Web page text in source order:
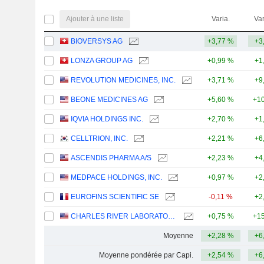
Ajouter à une liste Varia.
BIOVERSYS AG +3,77 %
LONZA GROUP AG +0,99 %
REVOLUTION MEDICINES, INC. +3,71 %
BEONE MEDICINES AG +5,60 %
IQVIA HOLDINGS INC. +2,70 %
CELLTRION, INC. +2,21 %
ASCENDIS PHARMA A/S +2,23 %
MEDPACE HOLDINGS, INC. +0,97 %
EUROFINS SCIENTIFIC SE -0,11 %
CHARLES RIVER LABORATORIES INTERNATIONAL, INC. +0,75 %
Moyenne +2,28 %
Moyenne pondérée par Capi. +2,54 %